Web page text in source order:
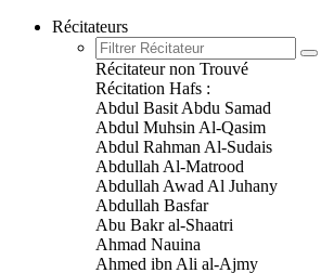
Récitateurs
Récitateur non Trouvé
Récitation Hafs :
Abdul Basit Abdu Samad
Abdul Muhsin Al-Qasim
Abdul Rahman Al-Sudais
Abdullah Al-Matrood
Abdullah Awad Al Juhany
Abdullah Basfar
Abu Bakr al-Shaatri
Ahmad Nauina
Ahmed ibn Ali al-Ajmy